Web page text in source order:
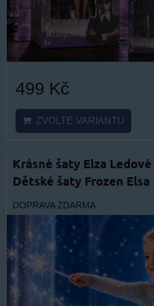
499 Kč
ZVOLTE VARIANTU
Krásné šaty Elza
Dětské šaty Frozen Elsa
DOPRAVA ZDARMA